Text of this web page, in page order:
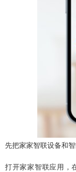
先把家家智联设备和
打开家家智联应用，